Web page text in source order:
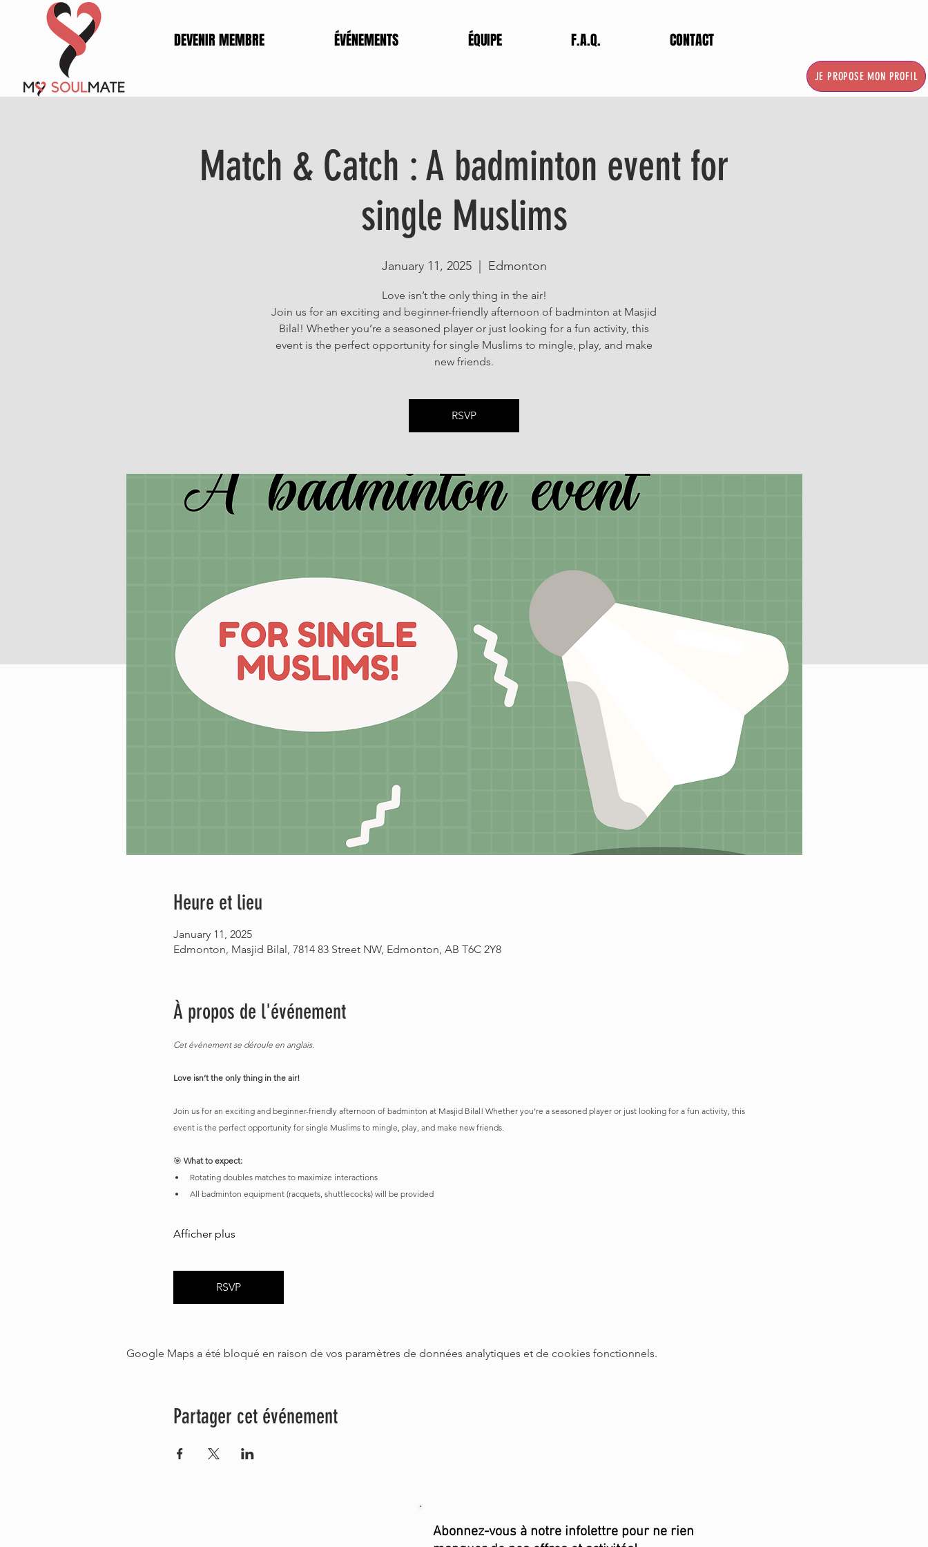
DEVENIR MEMBRE ÉVÉNEMENTS ÉQUIPE F.A.Q. CONTACT
JE PROPOSE MON PROFIL
Match & Catch : A badminton event for
single Muslims
January 11, 2025
  |
Edmonton
Love isn’t the only thing in the air!
Join us for an exciting and beginner-friendly afternoon of badminton at Masjid
Bilal! Whether you’re a seasoned player or just looking for a fun activity, this
event is the perfect opportunity for single Muslims to mingle, play, and make
new friends.
RSVP
Heure et lieu
January 11, 2025
Edmonton, Masjid Bilal, 7814 83 Street NW, Edmonton, AB T6C 2Y8
À propos de l'événement
Cet événement se déroule en anglais.
Love isn’t the only thing in the air!
Join us for an exciting and beginner-friendly afternoon of badminton at Masjid Bilal! Whether you’re a seasoned player or just looking for a fun activity, this
event is the perfect opportunity for single Muslims to mingle, play, and make new friends.
🎯 What to expect:
Rotating doubles matches to maximize interactions
All badminton equipment (racquets, shuttlecocks) will be provided
Afficher plus
RSVP
Google Maps a été bloqué en raison de vos paramètres de données analytiques et de cookies fonctionnels.
Partager cet événement
Abonnez-vous à notre infolettre pour ne rien